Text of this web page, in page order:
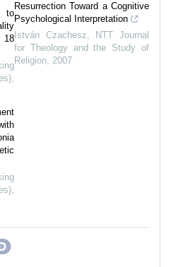
to
18
,
,
Resurrection Toward a Cognitive
Psychological Interpretation
István Czachesz,
NTT Journal
for Theology and the Study of
Religion, 2007